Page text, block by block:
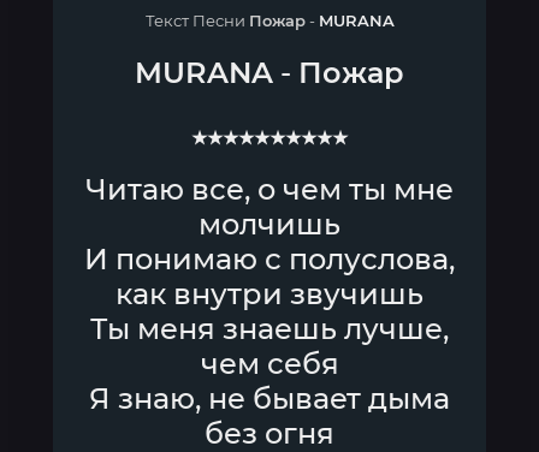
Текст Песни Пожар- MURANA
MURANA - Пожар
★★★★★★★★★★
Читаю все, о чем ты мне
молчишь
И понимаю с полуслова,
как внутри звучишь
Ты меня знаешь лучше,
чем себя
Я знаю, не бывает дыма
без огня